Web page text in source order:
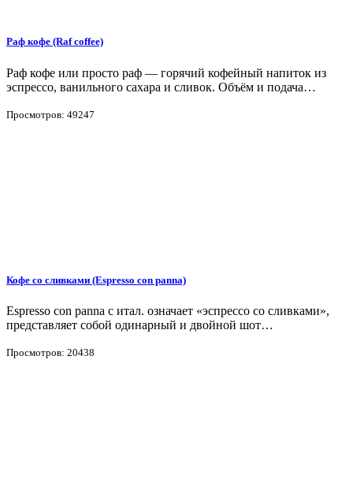
Раф кофе (Raf coffee)
Раф кофе или просто раф — горячий кофейный напиток из
эспрессо, ванильного сахара и сливок. Объём и подача…
Просмотров: 49247
Кофе со сливками (Espresso con panna)
Espresso con panna с итал. означает «эспрессо со сливками»,
представляет собой одинарный и двойной шот…
Просмотров: 20438